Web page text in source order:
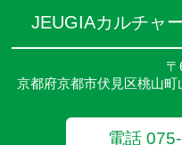
●講座は、月4回(週1回),月3
のでご確認ください。
●参加人数が一定に満たない
●その他、詳しい内容につい
JEUGIAカルチャ
京都府京都市伏見区桃山
電話